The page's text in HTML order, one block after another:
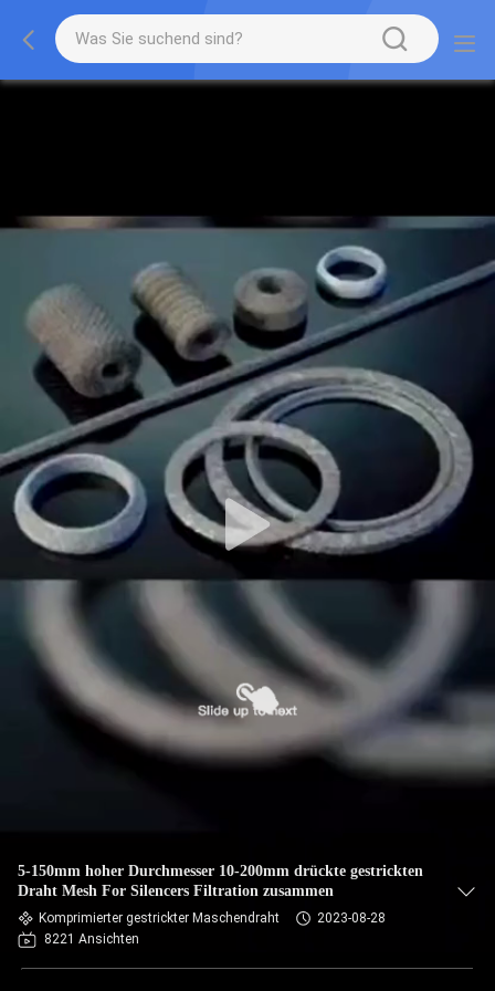
5-150mm hoher Durchmesser 10-200mm drückte gestrickten
Draht Mesh For Silencers Filtration zusammen
Komprimierter gestrickter Maschendraht
2023-08-28
8221 Ansichten